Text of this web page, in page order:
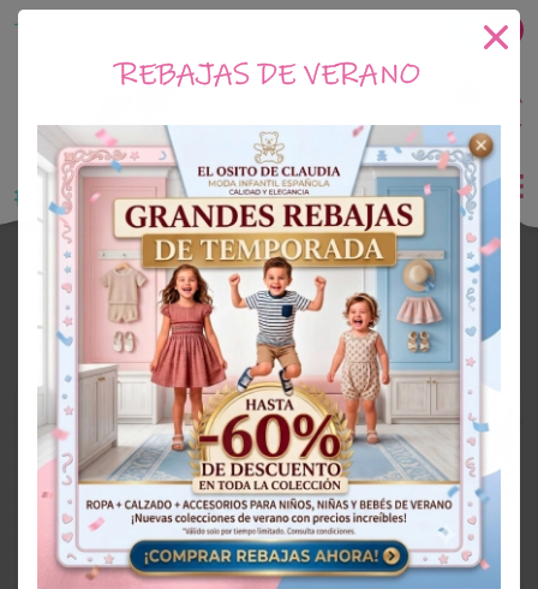
El Osito de Claudia
Tu tienda online de Moda Infantil
0€
Outlet Niña
OUTLET
REBAJAS DE VERANO